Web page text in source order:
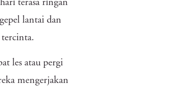
terasa ringan
lantai dan
les atau pergi
mengerjakan